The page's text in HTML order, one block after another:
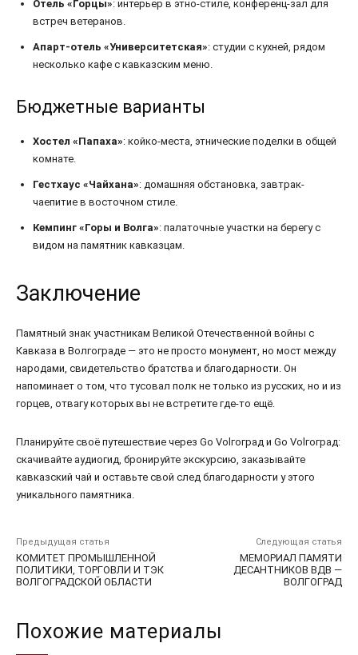
Отель «Горцы»: интерьер в этно-стиле, конференц-зал для
встреч ветеранов.
Апарт-отель «Университетская»: студии с кухней, рядом
несколько кафе с кавказским меню.
Бюджетные варианты
Хостел «Папаха»: койко-места, этнические поделки в общей
комнате.
Гестхаус «Чайхана»: домашняя обстановка, завтрак-
чаепитие в восточном стиле.
Кемпинг «Горы и Волга»: палаточные участки на берегу с
видом на памятник кавказцам.
Заключение
Памятный знак участникам Великой Отечественной войны с
Кавказа в Волгограде — это не просто монумент, но мост между
народами, свидетельство братства и благодарности. Он
напоминает о том, что тусовал полк не только из русских, но и из
горцев, отвагу которых вы не встретите где-то ещё.
Планируйте своё путешествие через Go Volгоград и Go Volгоград:
скачивайте аудиогид, бронируйте экскурсию, заказывайте
кавказский чай и оставьте свой след благодарности у этого
уникального памятника.
Предыдущая статья
КОМИТЕТ ПРОМЫШЛЕННОЙ
ПОЛИТИКИ, ТОРГОВЛИ И ТЭК
ВОЛГОГРАДСКОЙ ОБЛАСТИ
Следующая статья
МЕМОРИАЛ ПАМЯТИ
ДЕСАНТНИКОВ ВДВ —
ВОЛГОГРАД
Похожие материалы